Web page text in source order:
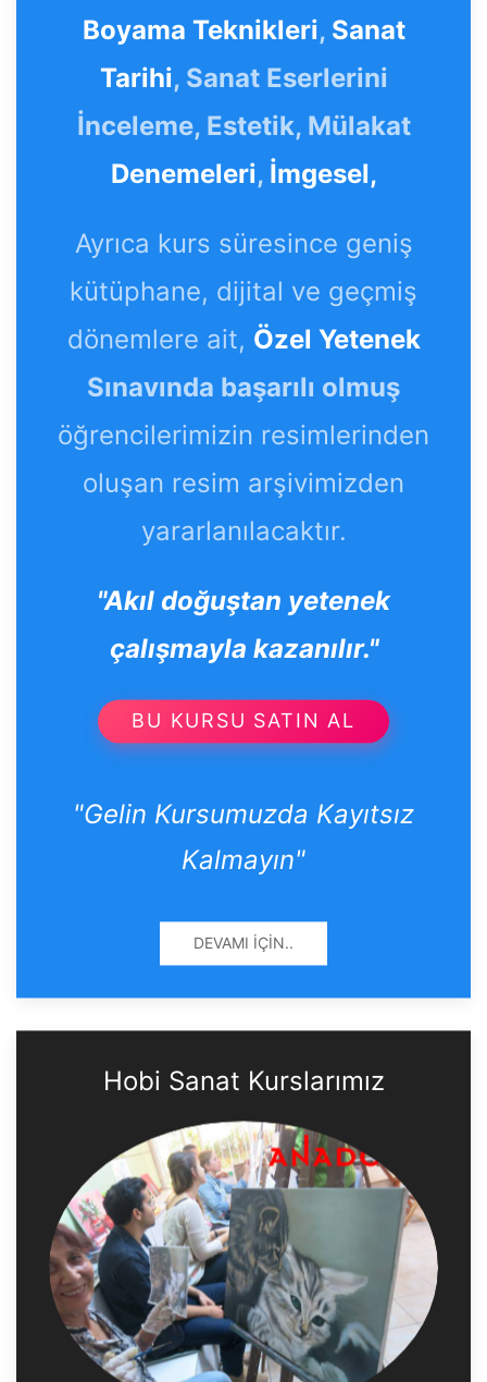
Boyama Teknikleri, Sanat
Tarihi, Sanat Eserlerini
İnceleme, Estetik, Mülakat
Denemeleri, İmgesel,
Ayrıca kurs süresince geniş
kütüphane, dijital ve geçmiş
dönemlere ait, Özel Yetenek
Sınavında başarılı olmuş
öğrencilerimizin resimlerinden
oluşan resim arşivimizden
yararlanılacaktır.
"Akıl doğuştan yetenek
çalışmayla kazanılır."
BU KURSU SATIN AL
"Gelin Kursumuzda Kayıtsız
Kalmayın"
DEVAMI İÇIN..
Hobi Sanat Kurslarımız